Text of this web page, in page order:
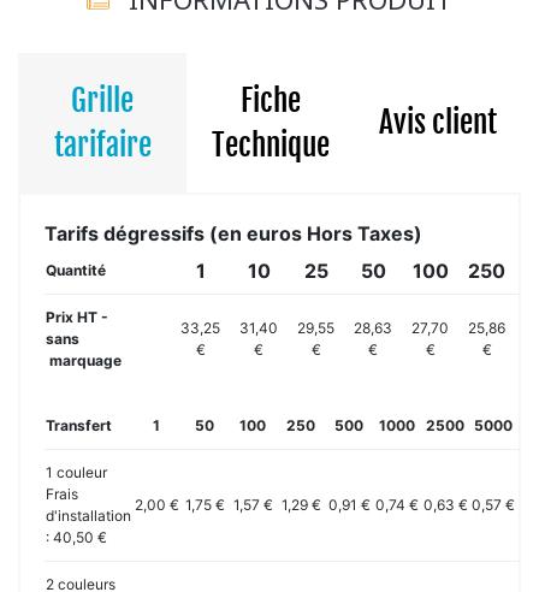
Grille
tarifaire
Fiche
Technique
Avis client
Tarifs dégressifs (en euros Hors Taxes)
Quantité 1 10 25 50 100 250
Prix HT -
sans
marquage
33,25
€
31,40
€
29,55
€
28,63
€
27,70
€
25,86
€
Transfert 1 50 100 250 500 1000 2500 5000
1 couleur
Frais
d'installation
: 40,50 €
2,00 € 1,75 € 1,57 € 1,29 € 0,91 € 0,74 € 0,63 € 0,57 €
2 couleurs